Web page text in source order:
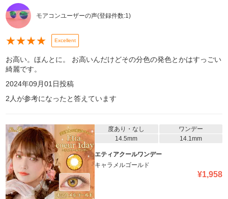
モアコンユーザーの声(登録件数:1)
★★★★ Excellent
お高い。ほんとに。 お高いんだけどその分色の発色とかはすっごい
綺麗です。
2024年09月01日投稿
2 人が参考になったと答えています
度あり・なし
ワンデー
14.5mm
14.1mm
エティアクールワンデー
キャラメルゴールド
¥1,958